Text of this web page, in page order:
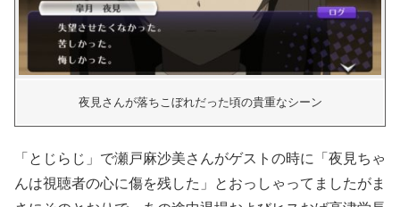
夜見さんが落ちこぼれだった頃の貴重なシーン
「とじらじ」で瀬戸麻沙美さんがゲストの時に「夜見ちゃ
んは視聴者の心に傷を残した」とおっしゃってましたがま